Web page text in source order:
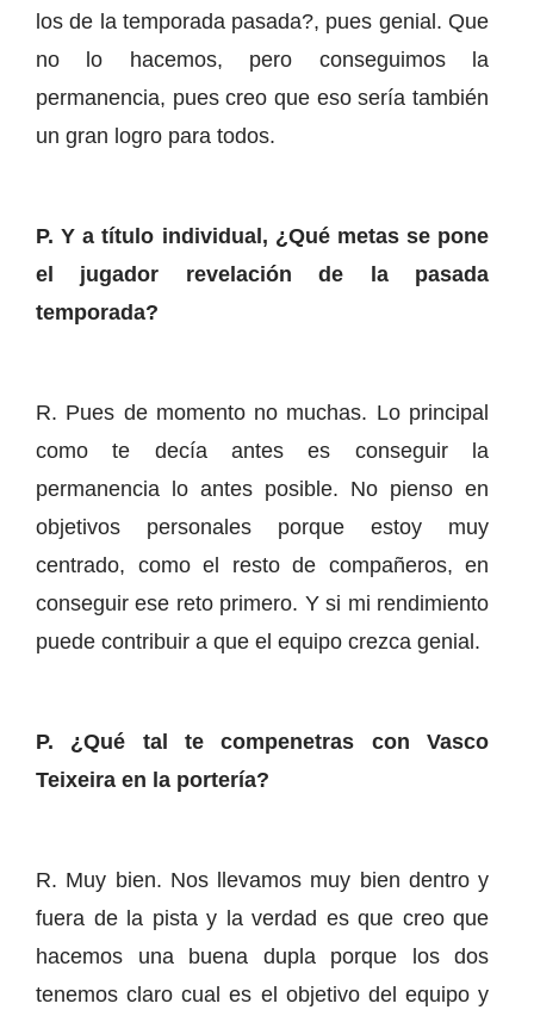
los de la temporada pasada?, pues genial. Que
no lo hacemos, pero conseguimos la
permanencia, pues creo que eso sería también
un gran logro para todos.
P. Y a título individual, ¿Qué metas se pone
el jugador revelación de la pasada
temporada?
R. Pues de momento no muchas. Lo principal
como te decía antes es conseguir la
permanencia lo antes posible. No pienso en
objetivos personales porque estoy muy
centrado, como el resto de compañeros, en
conseguir ese reto primero. Y si mi rendimiento
puede contribuir a que el equipo crezca genial.
P. ¿Qué tal te compenetras con Vasco
Teixeira en la portería?
R. Muy bien. Nos llevamos muy bien dentro y
fuera de la pista y la verdad es que creo que
hacemos una buena dupla porque los dos
tenemos claro cual es el objetivo del equipo y